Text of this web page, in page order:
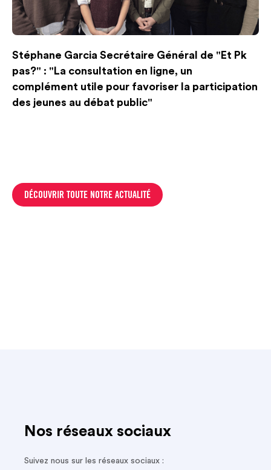
Stéphane Garcia Secrétaire Général de "Et Pk
pas?" : "La consultation en ligne, un
complément utile pour favoriser la participation
des jeunes au débat public"
DÉCOUVRIR TOUTE NOTRE ACTUALITÉ
Nos réseaux sociaux
Suivez nous sur les réseaux sociaux :